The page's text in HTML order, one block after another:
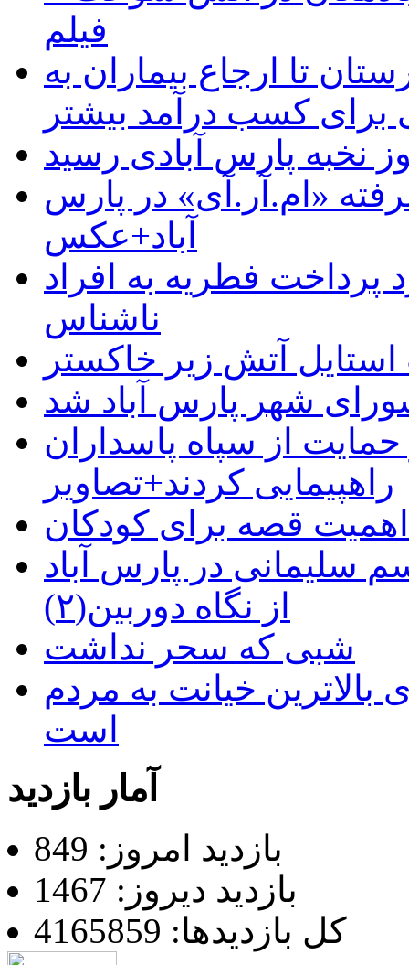
فیلم
تا ارجاع بیماران به
کسب درآمد بیشتر
نخبه پارس آبادی رسید
«ام.آر.آی» در پارس
آباد+عکس
پرداخت فطریه به افراد
ناشناس
آتش زیر خاکستر
شهر پارس آباد شد
از سپاه پاسداران
راهپیمایی کردند+تصاویر
سلیمانی در پارس آباد
از نگاه دوربین(۲)
شبی که سحر نداشت
خیانت به مردم
است
آمار بازدید
بازدید امروز: 849
بازدید دیروز: 1467
کل بازدیدها: 4165859